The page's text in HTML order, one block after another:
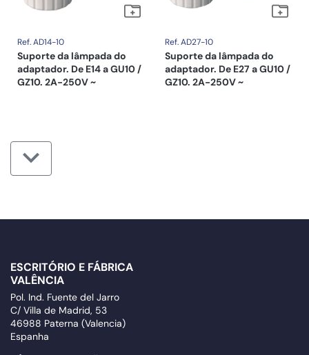
Ref. AD14-10
Suporte da lâmpada do
adaptador. De E14 a GU10 /
GZ10. 2A-250V ~
Ref. AD27-10
Suporte da lâmpada do
adaptador. De E27 a GU10 /
GZ10. 2A-250V ~
ESCRITÓRIO E FÁBRICA
VALÊNCIA
Pol. Ind. Fuente del Jarro
C/ Villa de Madrid, 53
46988 Paterna (Valencia)
Espanha